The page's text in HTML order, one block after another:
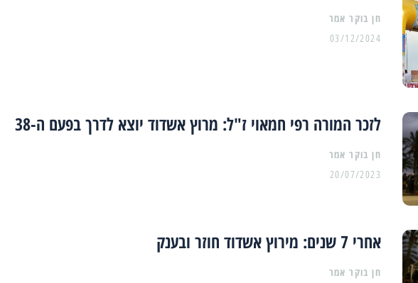
03/12/2024
לזכר המורה רפי חמאוי ז"ל: מרוץ אשדוד יוצא לדרך בפעם ה-38
20/07/2023
אחרי 7 שנים: מירוץ אשדוד חוזר ובענק